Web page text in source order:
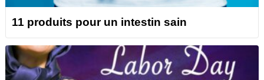
11 produits pour un intestin sain